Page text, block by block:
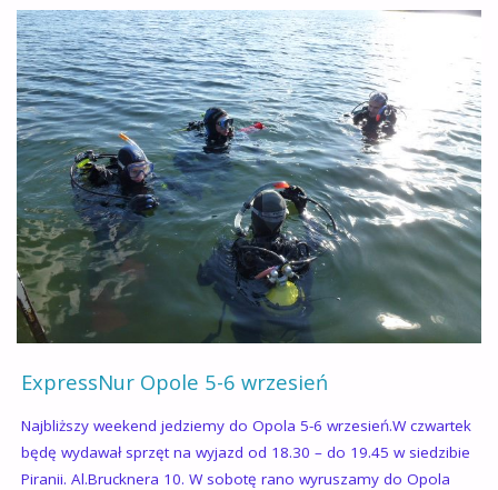
ŁAGÓW
2015
I
SPRZĄTANIE
JEZIORA"
ExpressNur Opole 5-6 wrzesień
Najbliższy weekend jedziemy do Opola 5-6 wrzesień.W czwartek
będę wydawał sprzęt na wyjazd od 18.30 – do 19.45 w siedzibie
Piranii. Al.Brucknera 10. W sobotę rano wyruszamy do Opola